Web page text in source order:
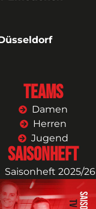
Teams
Damen
Herren
Jugend
Saisonheft
Saisonheft 2025/26